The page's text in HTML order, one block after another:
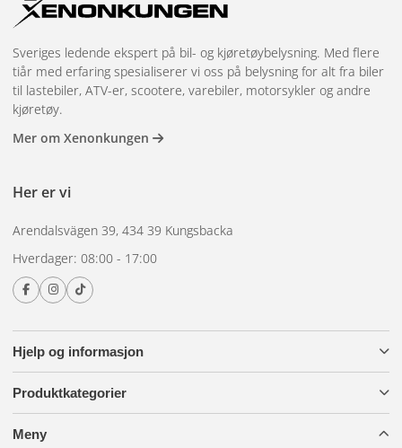
Vårt sortiment er strukturert slik at alle baklys, posisjonslys
komplett tilhengerpakke, får du hovedkabel, baklys,
posisjonslys og alle nødvendige T-stykker tilpasset en
bestemt lastelengde. Ved komplettering er det viktig å følge
samme kontaktstandard.
Typiske bruksområder
Plug n Play passer best for tilhengere, landbrukstilhengere,
båthengere og mindre lastebiler der du ønsker å installere
eller bytte ut belysning uten elektriker. Systemet er også
verdsatt av profesjonelle selgere som bygger opp mange
tilhengere og trenger å minimere installasjonstiden per
Hjelp og informasjon
Produktkategorier
Meny
Sveriges ledende ekspert på bil- og kjøretøybelysning. Med flere
tiår med erfaring spesialiserer vi oss på belysning for alt fra biler
til lastebiler, ATV-er, scootere, varebiler, motorsykler og andre
kjøretøy.
Mer om Xenonkungen
Her er vi
Arendalsvägen 39, 434 39 Kungsbacka
Hverdager: 08:00 - 17:00